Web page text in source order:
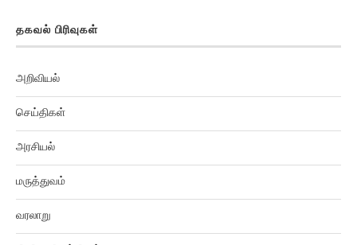
தகவல் பிரிவுகள்
அறிவியல்
செய்திகள்
அரசியல்
மருத்துவம்
வரலாறு